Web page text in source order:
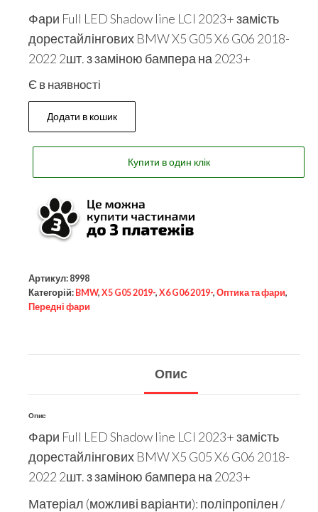
Фари Full LED Shadow line LCI 2023+ замість
дорестайлінгових BMW X5 G05 X6 G06 2018-
2022 2шт. з заміною бампера на 2023+
Є в наявності
Додати в кошик
Купити в один клік
Артикул: 8998
Категорій: BMW, X5 G05 2019-, X6 G06 2019-, Оптика та фари,
Передні фари
Опис
Опис
Фари Full LED Shadow line LCI 2023+ замість
дорестайлінгових BMW X5 G05 X6 G06 2018-
2022 2шт. з заміною бампера на 2023+
Матеріал (можливі варіанти): поліпропілен /